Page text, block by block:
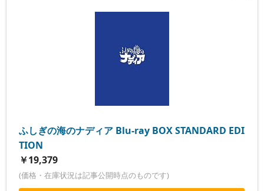
ふしぎの海のナディア Blu-ray BOX STANDARD EDI
TION
￥19,379
(価格・在庫状況は記事公開時点のものです)